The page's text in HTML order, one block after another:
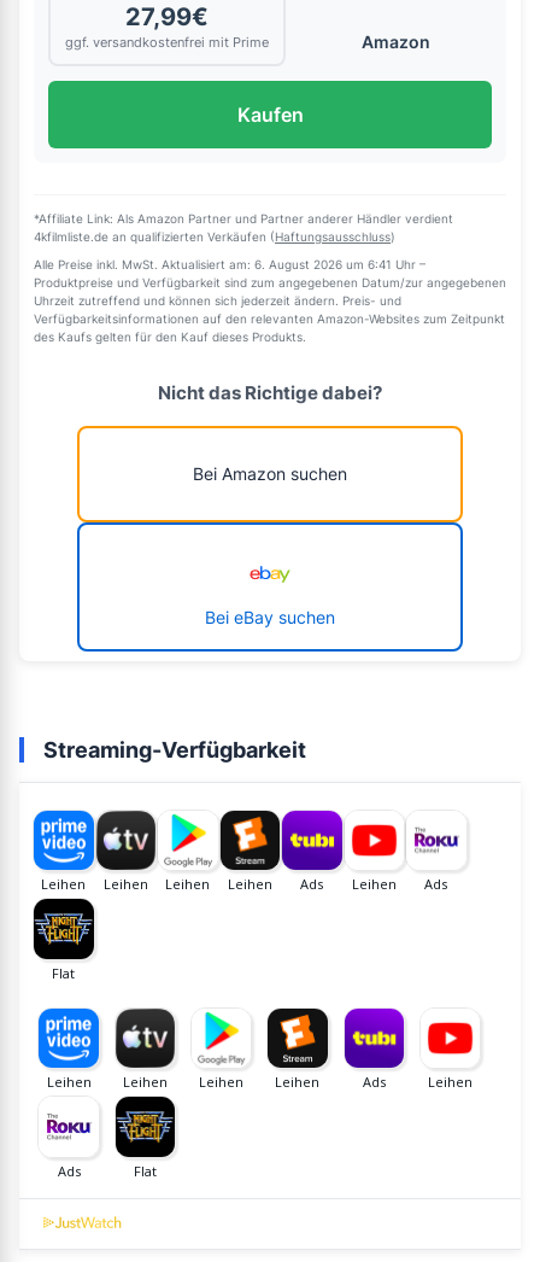
Amazon
27,99€
ggf. versandkostenfrei mit Prime
Kaufen
*Affiliate Link: Als Amazon Partner und Partner anderer Händler verdient
4kfilmliste.de an qualifizierten Verkäufen (Haftungsausschluss)
Alle Preise inkl. MwSt. Aktualisiert am: 6. August 2026 um 6:41 Uhr –
Produktpreise und Verfügbarkeit sind zum angegebenen Datum/zur angegebenen
Uhrzeit zutreffend und können sich jederzeit ändern. Preis- und
Verfügbarkeitsinformationen auf den relevanten Amazon-Websites zum Zeitpunkt
des Kaufs gelten für den Kauf dieses Produkts.
Nicht das Richtige dabei?
Bei Amazon suchen
Bei eBay suchen
Streaming-Verfügbarkeit